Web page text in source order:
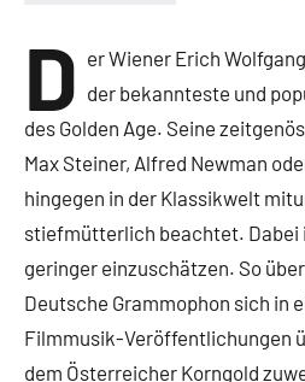
D er Wiener Erich
der bekannteste und
des Golden Age. Seine
Max Steiner, Alfred Newman
hingegen in der Klassikwelt
stiefmütterlich beachtet. Dabei
geringer einzuschätzen. So
Deutsche Grammophon sich in
Filmmusik-Veröffentlichungen
dem Österreicher Korngold